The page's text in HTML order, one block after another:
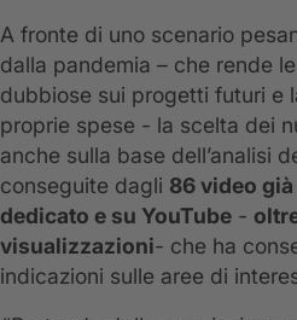
A fronte di uno scenario
dalla pandemia – che rende
dubbiose sui progetti futuri e
proprie spese - la scelta dei
anche sulla base dell’analisi
conseguite dagli 86 video
dedicato e su YouTube -
visualizzazioni- che ha
indicazioni sulle aree di